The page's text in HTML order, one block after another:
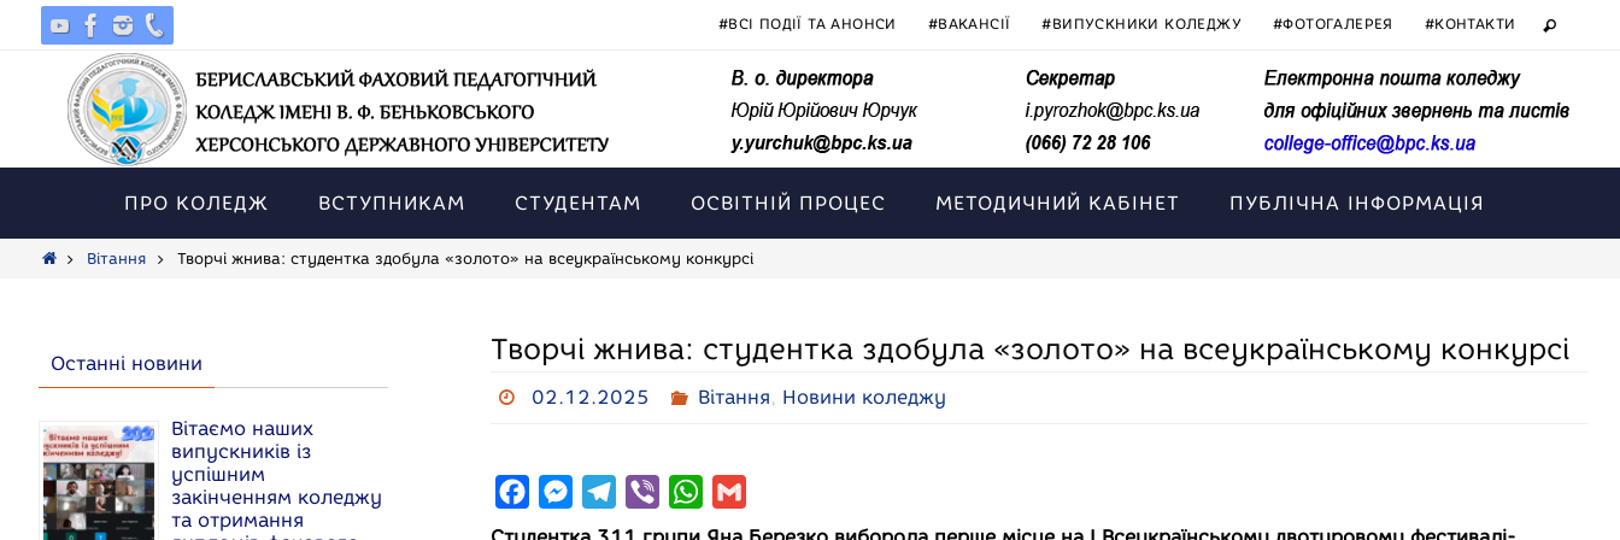
#ВСІ ПОДІЇ ТА АНОНСИ #ВАКАНСІЇ #ВИПУСКНИКИ КОЛЕДЖУ #ФОТОГАЛЕРЕЯ #КОНТАКТИ
ПРО КОЛЕДЖ ВСТУПНИКАМ СТУДЕНТАМ ОСВІТНІЙ ПРОЦЕС МЕТОДИЧНИЙ КАБІНЕТ ПУБЛІЧНА ІНФОРМАЦІЯ
HomeВітання Творчі жнива: студентка здобула «золото» на всеукраїнському конкурсі
Творчі жнива: студентка здобула «золото» на всеукраїнському конкурсі
02.12.2025 Вітання, Новини коледжу
M
e
W
h
m
Останні новини
Вітаємо наших
випускників із
успішним
закінченням коледжу
та отримання